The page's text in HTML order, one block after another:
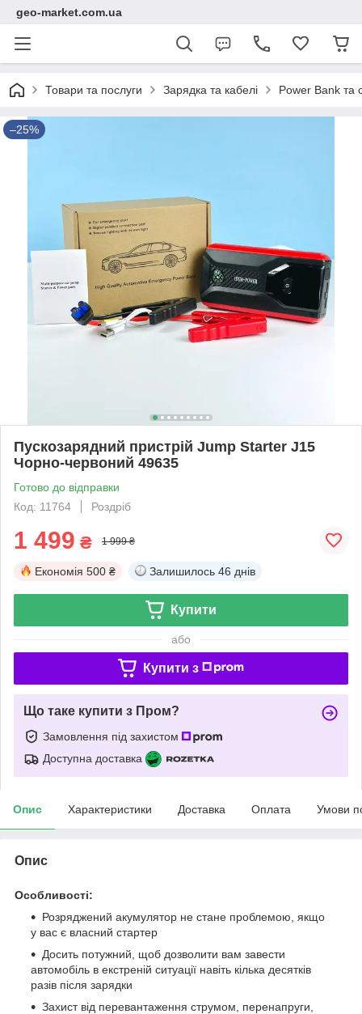
geo-market.com.ua
Товари та послуги Зарядка та кабелі Power Bank та
–25%
Пускозарядний пристрій Jump Starter J15
Чорно-червоний 49635
Готово до відправки
Код: 11764
Роздріб
1 499 ₴ 1 999 ₴
Економія 500 ₴ Залишилось 46 днів
Купити
або
Купити з
Що таке купити з Пром?
Замовлення під захистом
Доступна доставка
Опис Характеристики Доставка Оплата Умови
Опис
Особливості:
Розряджений акумулятор не стане проблемою, якщо
у вас є власний стартер
Досить потужний, щоб дозволити вам завести
автомобіль в екстреній ситуації навіть кілька десятків
разів після зарядки
Захист від перевантаження струмом, перенапруги,